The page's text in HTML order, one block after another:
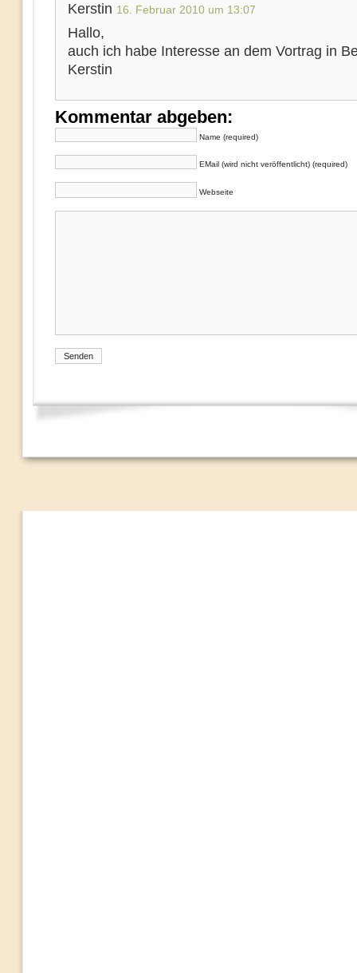
Kerstin 16. Februar 2010 um 13:07
Hallo,
auch ich habe Interesse an dem Vortrag in
Kerstin
Kommentar abgeben:
Name (required)
EMail (wird nicht veröffentlicht) (required)
Webseite